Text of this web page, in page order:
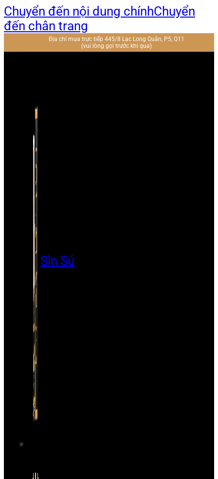
Chuyển đến nội dung chínhChuyển
đến chân trang
Địa chỉ mua trực tiếp 445/8 Lạc Long Quân, P5, Q11
(vui lòng gọi trước khi qua)
Sìn Sú